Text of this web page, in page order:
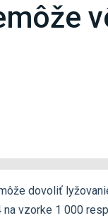
dovoliť
vzorke 1 000